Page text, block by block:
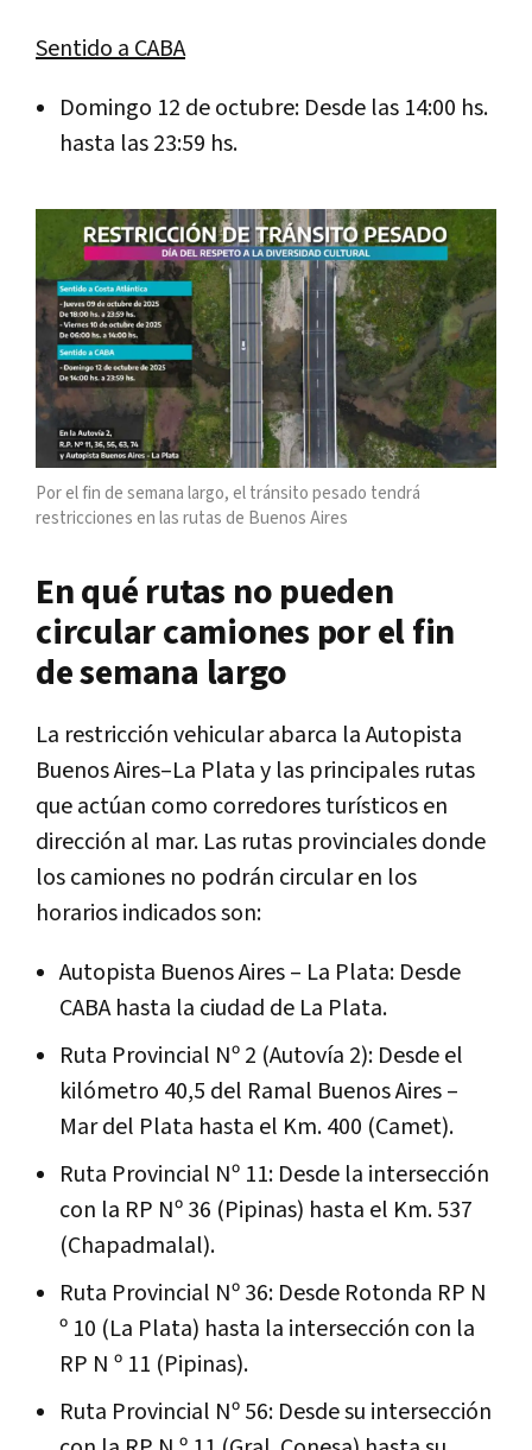
Sentido a CABA
Domingo 12 de octubre: Desde las 14:00 hs.
hasta las 23:59 hs.
Por el fin de semana largo, el tránsito pesado tendrá
restricciones en las rutas de Buenos Aires
En qué rutas no pueden
circular camiones por el fin
de semana largo
La restricción vehicular abarca la Autopista
Buenos Aires–La Plata y las principales rutas
que actúan como corredores turísticos en
dirección al mar. Las rutas provinciales donde
los camiones no podrán circular en los
horarios indicados son:
Autopista Buenos Aires – La Plata: Desde
CABA hasta la ciudad de La Plata.
Ruta Provincial Nº 2 (Autovía 2): Desde el
kilómetro 40,5 del Ramal Buenos Aires –
Mar del Plata hasta el Km. 400 (Camet).
Ruta Provincial Nº 11: Desde la intersección
con la RP Nº 36 (Pipinas) hasta el Km. 537
(Chapadmalal).
Ruta Provincial Nº 36: Desde Rotonda RP N
º 10 (La Plata) hasta la intersección con la
RP N º 11 (Pipinas).
Ruta Provincial Nº 56: Desde su intersección